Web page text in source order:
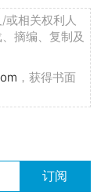
相关权利人
摘编、复制及
，获得书面
订阅